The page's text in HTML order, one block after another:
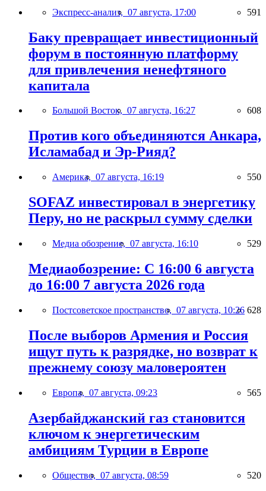
Экспресс-анализ, 07 августа, 17:00 591
Баку превращает инвестиционный
форум в постоянную платформу
для привлечения ненефтяного
капитала
Большой Восток, 07 августа, 16:27 608
Против кого объединяются Анкара,
Исламабад и Эр-Рияд?
Америка, 07 августа, 16:19 550
SOFAZ инвестировал в энергетику
Перу, но не раскрыл сумму сделки
Медиа обозрение, 07 августа, 16:10 529
Медиаобозрение: С 16:00 6 августа
до 16:00 7 августа 2026 года
Постсоветское пространство, 07 августа, 10:26 628
После выборов Армения и Россия
ищут путь к разрядке, но возврат к
прежнему союзу маловероятен
Европа, 07 августа, 09:23 565
Азербайджанский газ становится
ключом к энергетическим
амбициям Турции в Европе
Общество, 07 августа, 08:59 520